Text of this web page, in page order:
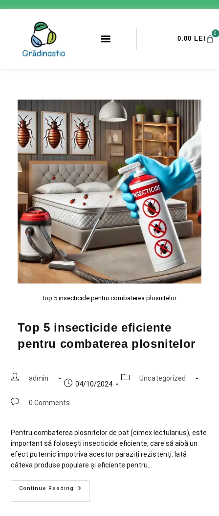
0.00 LEI
0
top 5 insecticide pentru combaterea plosnitelor
Top 5 insecticide eficiente
pentru combaterea plosnitelor
admin
04/10/2024
Uncategorized
0 Comments
Pentru combaterea plosnitelor de pat (cimex lectularius), este
important să folosești insecticide eficiente, care să aibă un
efect puternic împotriva acestor paraziți rezistenți. Iată
câteva produse populare și eficiente pentru…
Continue Reading